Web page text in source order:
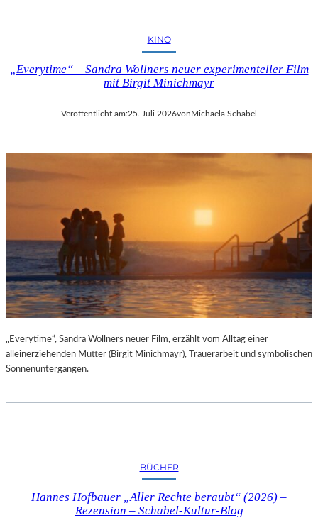
KINO
„Everytime“ – Sandra Wollners neuer experimenteller Film
mit Birgit Minichmayr
Veröffentlicht am:25. Juli 2026von Michaela Schabel
„Everytime“, Sandra Wollners neuer Film, erzählt vom Alltag einer
alleinerziehenden Mutter (Birgit Minichmayr), Trauerarbeit und symbolischen
Sonnenuntergängen.
BÜCHER
Hannes Hofbauer „Aller Rechte beraubt“ (2026) –
Rezension – Schabel-Kultur-Blog